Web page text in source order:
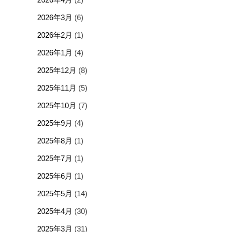
2026年3月 (6)
2026年2月 (1)
2026年1月 (4)
2025年12月 (8)
2025年11月 (5)
2025年10月 (7)
2025年9月 (4)
2025年8月 (1)
2025年7月 (1)
2025年6月 (1)
2025年5月 (14)
2025年4月 (30)
2025年3月 (31)